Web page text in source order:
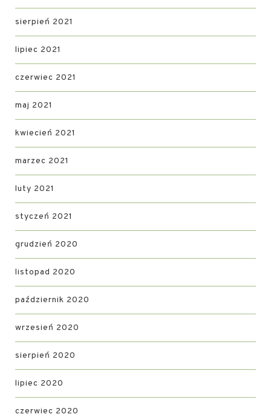
sierpień 2021
lipiec 2021
czerwiec 2021
maj 2021
kwiecień 2021
marzec 2021
luty 2021
styczeń 2021
grudzień 2020
listopad 2020
październik 2020
wrzesień 2020
sierpień 2020
lipiec 2020
czerwiec 2020